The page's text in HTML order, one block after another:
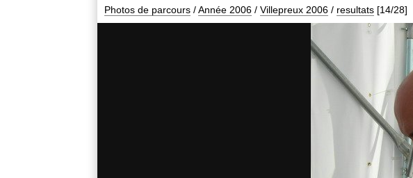
Photos de parcours / Année 2006 / Villepreux 2006 / resultats [14/28]